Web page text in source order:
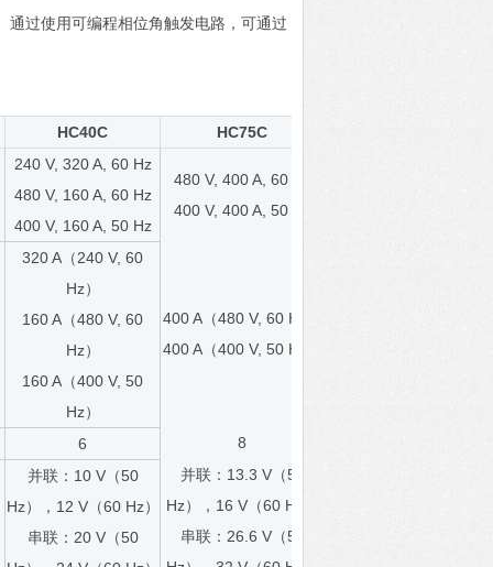
过使用可编程相位角触发电路，可通过
HC40C
HC75C
240 V, 320 A, 60 Hz
480 V, 160 A, 60 Hz
400 V, 160 A, 50 Hz
480 V, 400 A, 60 Hz
400 V, 400 A, 50 Hz
320 A（240 V, 60
Hz）
160 A（480 V, 60
Hz）
160 A（400 V, 50
Hz）
400 A（480 V, 60 Hz）
400 A（400 V, 50 Hz）
6
8
并联：10 V（50
Hz），12 V（60 Hz）
串联：20 V（50
并联：13.3 V（50
Hz），16 V（60 Hz）
串联：26.6 V（50